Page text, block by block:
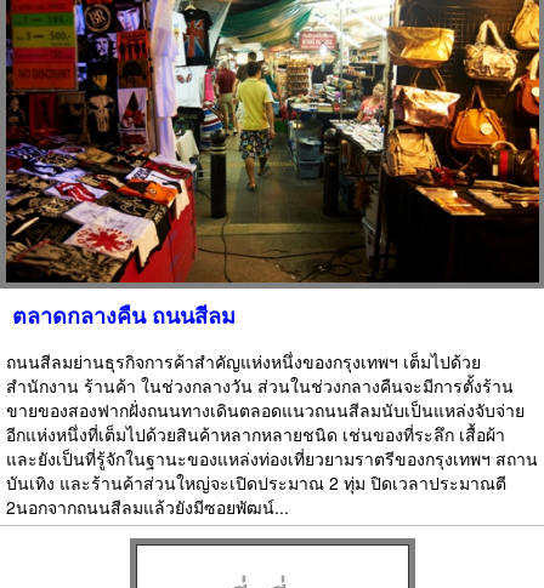
ตลาดกลางคืน ถนนสีลม
ถนนสีลมย่านธุรกิจการค้าสำคัญแห่งหนึ่งของกรุงเทพฯ เต็มไปด้วย
สำนักงาน ร้านค้า ในช่วงกลางวัน ส่วนในช่วงกลางคืนจะมีการตั้งร้าน
ขายของสองฟากฝั่งถนนทางเดินตลอดแนวถนนสีลมนับเป็นแหล่งจับจ่าย
อีกแห่งหนึ่งที่เต็มไปด้วยสินค้าหลากหลายชนิด เช่นของที่ระลึก เสื้อผ้า
และยังเป็นที่รู้จักในฐานะของแหล่งท่องเที่ยวยามราตรีของกรุงเทพฯ สถาน
บันเทิง และร้านค้าส่วนใหญ่จะเปิดประมาณ 2 ทุ่ม ปิดเวลาประมาณตี
2นอกจากถนนสีลมแล้วยังมีซอยพัฒน์...